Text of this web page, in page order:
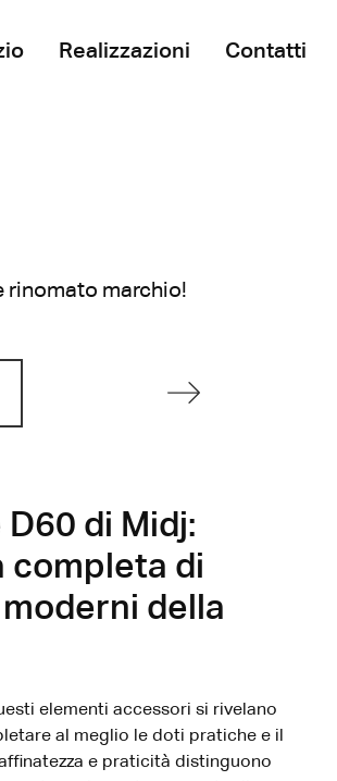
Realizzazioni Contatti
rinomato marchio!
di Midj:
completa di
della
elementi accessori si rivelano
al meglio le doti pratiche e il
e praticità distinguono